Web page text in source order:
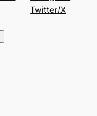
Twitter/X